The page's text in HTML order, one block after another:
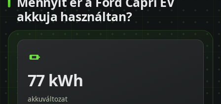
akkuja használtan?
77 kWh
akkuváltozat